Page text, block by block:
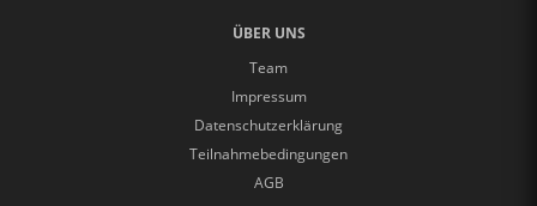
ÜBER UNS
Team
Impressum
Datenschutzerklärung
Teilnahmebedingungen
AGB